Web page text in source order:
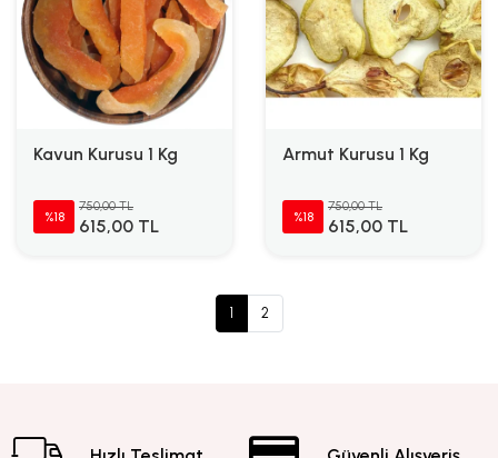
Kavun Kurusu 1 Kg
%18
750,00 TL
615,00 TL
Armut Kurusu 1 Kg
%18
750,00 TL
615,00 TL
1 2